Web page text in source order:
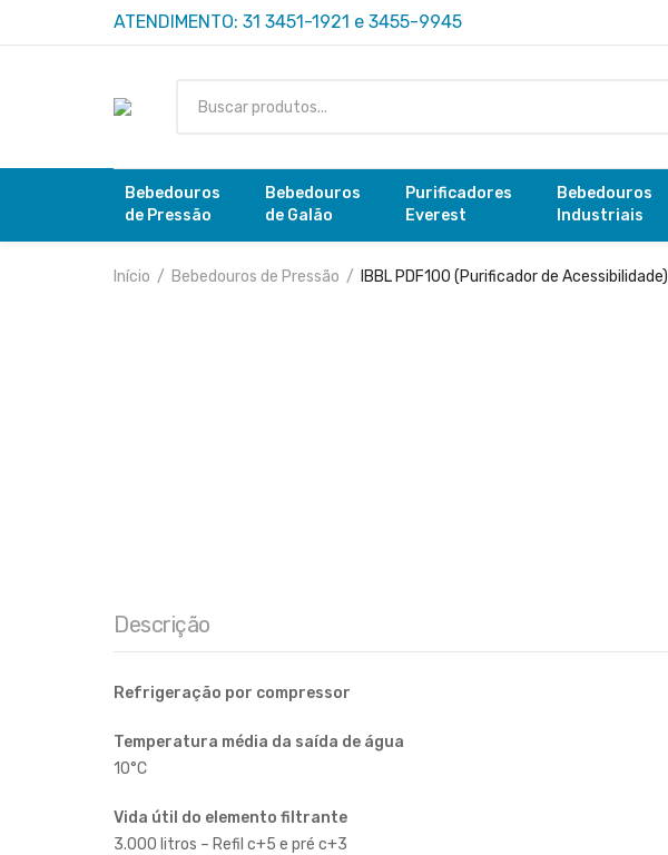
ATENDIMENTO: 31 3451-1921 e 3455-9945
Bebedouros
de Pressão
Bebedouros
de Galão
Purificadores
Everest
Bebedouros
Industriais
Início Bebedouros de Pressão IBBL PDF100 (Purificador de Acessibilidade)
Descrição
Refrigeração por compressor
Temperatura média da saída de água
10°C
Vida útil do elemento filtrante
3.000 litros – Refil c+5 e pré c+3